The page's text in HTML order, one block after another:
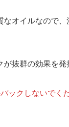
オイルなので
抜群の効果を発
ックしないでく